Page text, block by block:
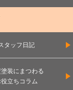
タッフ日記
装にまつわる
役立ちコラム